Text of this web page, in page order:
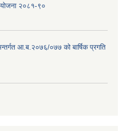
योजना २०८१-९०
आ.ब.२०७६/०७७ को बार्षिक प्रगति